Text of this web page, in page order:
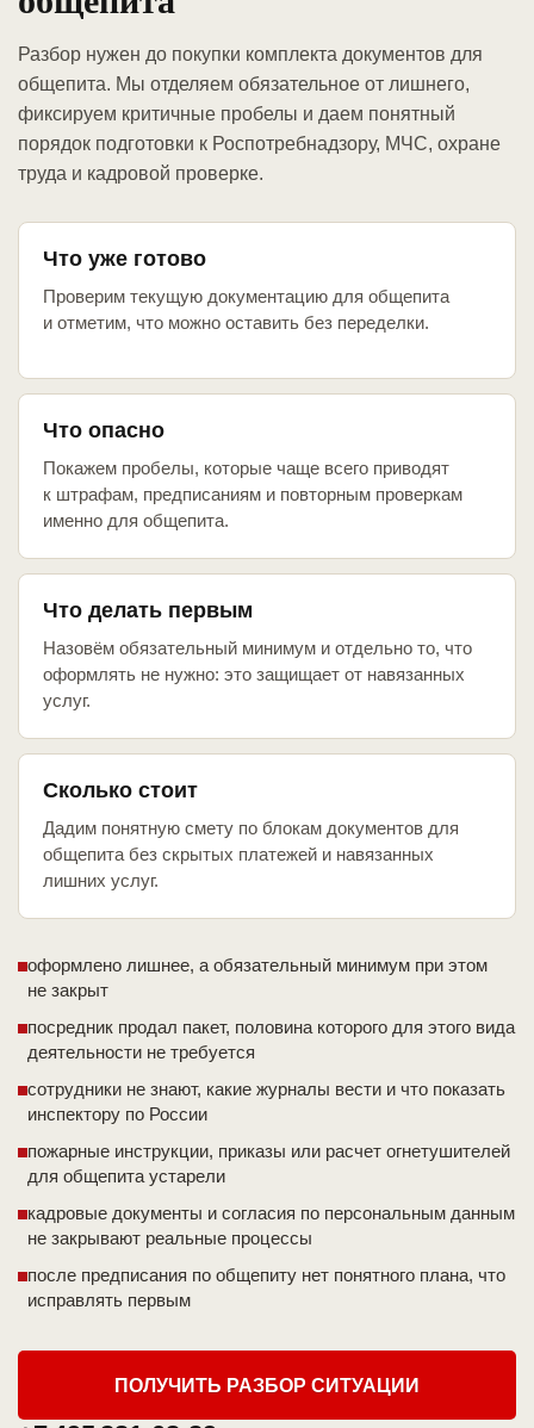
Разбор нужен до покупки комплекта документов для
общепита. Мы отделяем обязательное от лишнего,
фиксируем критичные пробелы и даем понятный
порядок подготовки к Роспотребнадзору, МЧС, охране
труда и кадровой проверке.
Что уже готово
Проверим текущую документацию для общепита
и отметим, что можно оставить без переделки.
Что опасно
Покажем пробелы, которые чаще всего приводят
к штрафам, предписаниям и повторным проверкам
именно для общепита.
Что делать первым
Назовём обязательный минимум и отдельно то, что
оформлять не нужно: это защищает от навязанных
услуг.
Сколько стоит
Дадим понятную смету по блокам документов для
общепита без скрытых платежей и навязанных
лишних услуг.
оформлено лишнее, а обязательный минимум при этом
не закрыт
посредник продал пакет, половина которого для этого вида
деятельности не требуется
сотрудники не знают, какие журналы вести и что показать
инспектору по России
пожарные инструкции, приказы или расчет огнетушителей
для общепита устарели
кадровые документы и согласия по персональным данным
не закрывают реальные процессы
после предписания по общепиту нет понятного плана, что
исправлять первым
ПОЛУЧИТЬ РАЗБОР СИТУАЦИИ